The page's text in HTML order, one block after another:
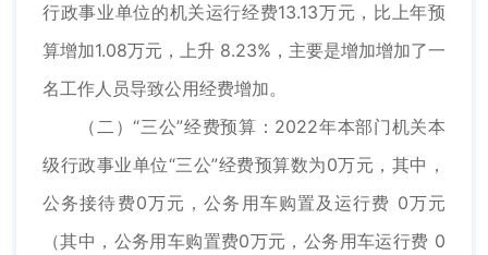
行政事业单位的机关运行经费13.13万元，比上年预
算增加1.08万元，上升 8.23%，主要是增加增加了一
名工作人员导致公用经费增加。
（二）“三公”经费预算：2022年本部门机关本
级行政事业单位“三公”经费预算数为0万元，其中，
公务接待费0万元，公务用车购置及运行费 0万元
（其中，公务用车购置费0万元，公务用车运行费 0